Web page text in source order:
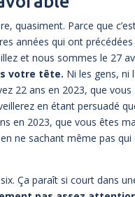
quasiment. Parce que
années qui ont
et nous sommes le 27
votre tête. Ni les gens, ni
22 ans en 2023, que
en étant persuadé
en 2023, que vous êtes
ne sachant même pas
Ça paraît si court dans